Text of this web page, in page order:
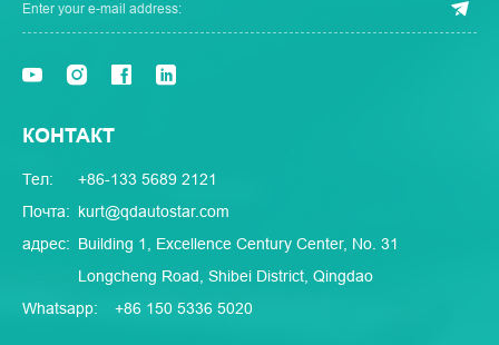
КОНТАКТ
Тел:
+86-133 5689 2121
Почта: kurt@qdautostar.com
адрес: Building 1, Excellence Century Center, No. 31
Longcheng Road, Shibei District, Qingdao
Whatsapp:
+86 150 5336 5020